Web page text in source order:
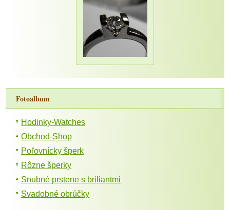
Fotoalbum
Hodinky-Watches
Obchod-Shop
Poľovnícky šperk
Rôzne šperky
Snubné prstene s briliantmi
Svadobné obrúčky